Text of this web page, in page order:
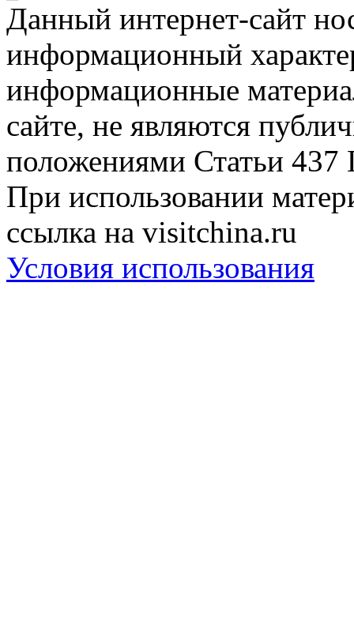
Данный интернет-сайт
информационный
информационные
сайте, не являются
положениями Статьи 437
При использовании
ссылка на visitchina.ru
Условия использования